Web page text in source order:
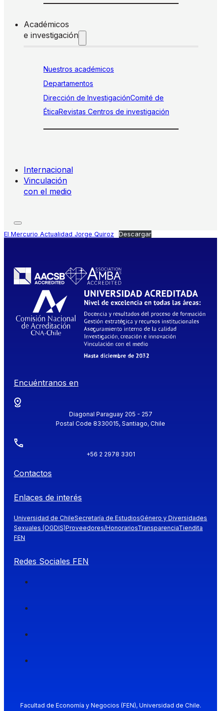
Académicos
e investigación
Nuestros académicos
Departamentos
Dirección de InvestigaciónComité de
ÉticaRevistas Centros de investigación
Internacional
Vinculación
con el medio
El Mercurio Actualidad Jorge Quiroz Descargar
Encuéntranos en
Diagonal Paraguay 205 - 257
Postal Code 8330015, Santiago, Chile
+56 2 2978 3301
Contactos
Enlaces de interés
Universidad de ChileSecretaría de EstudiosGénero y Diversidades
Sexuales (OGDIS)Proveedores/HonorariosTransparenciaTiendita
FEN
Redes Sociales FEN
Facultad de Economía y Negocios (FEN), Universidad de Chile.